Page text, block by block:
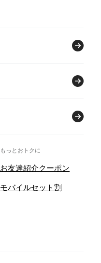
もっとおトクに
お友達紹介クーポン
モバイルセット割